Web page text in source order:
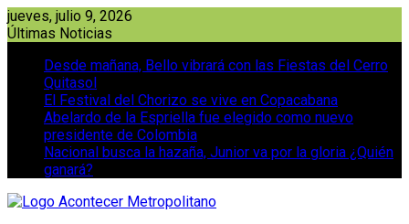
Saltar
al
jueves, julio 9, 2026
Últimas Noticias
Desde mañana, Bello vibrará con las Fiestas del Cerro
Quitasol
El Festival del Chorizo se vive en Copacabana
Abelardo de la Espriella fue elegido como nuevo
presidente de Colombia
Nacional busca la hazaña, Junior va por la gloria ¿Quién
ganará?